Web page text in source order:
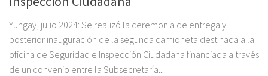
Yungay, julio 2024: Se realizó la ceremonia de entrega y
posterior inauguración de la segunda camioneta destinada a la
oficina de Seguridad e Inspección Ciudadana financiada a través
de un convenio entre la Subsecretaría...